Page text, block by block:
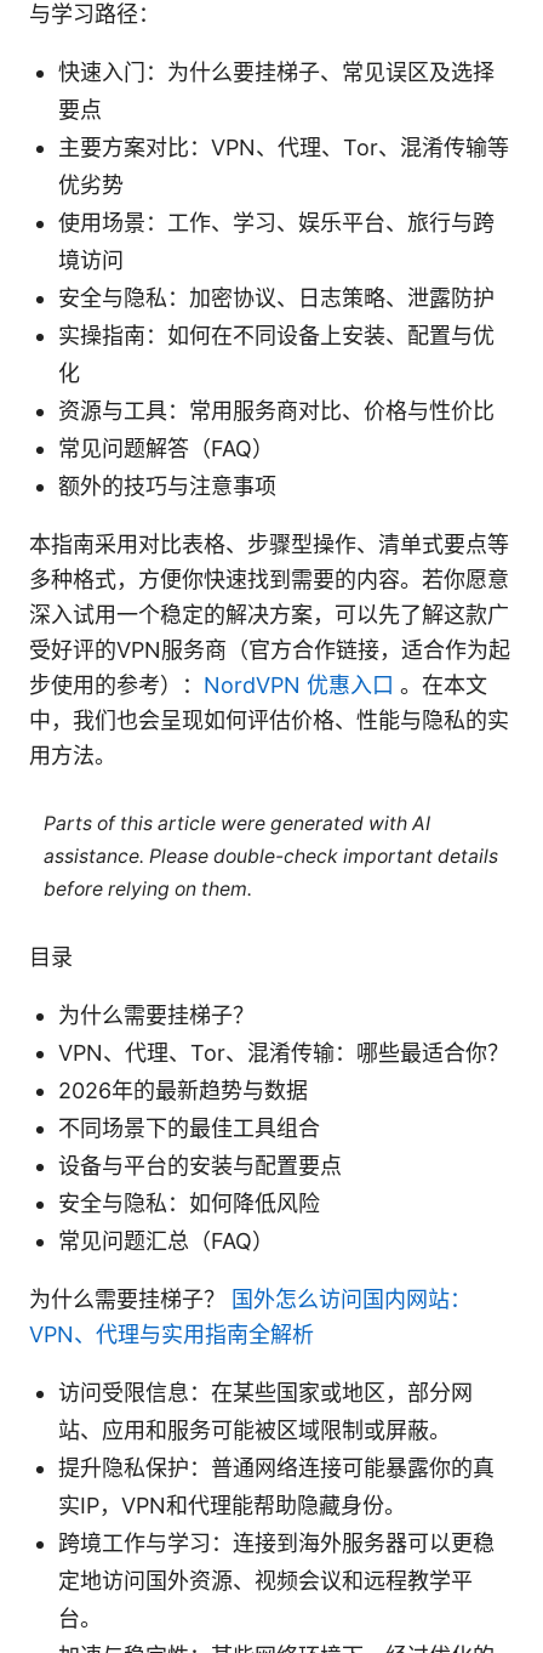
与学习路径：
快速入门：为什么要挂梯子、常见误区及选择
要点
主要方案对比：VPN、代理、Tor、混淆传输等
优劣势
使用场景：工作、学习、娱乐平台、旅行与跨
境访问
安全与隐私：加密协议、日志策略、泄露防护
实操指南：如何在不同设备上安装、配置与优
化
资源与工具：常用服务商对比、价格与性价比
常见问题解答（FAQ）
额外的技巧与注意事项
本指南采用对比表格、步骤型操作、清单式要点等
多种格式，方便你快速找到需要的内容。若你愿意
深入试用一个稳定的解决方案，可以先了解这款广
受好评的VPN服务商（官方合作链接，适合作为起
步使用的参考）： NordVPN 优惠入口 。在本文
中，我们也会呈现如何评估价格、性能与隐私的实
用方法。
Parts of this article were generated with AI
assistance. Please double-check important details
before relying on them.
目录
为什么需要挂梯子？
VPN、代理、Tor、混淆传输：哪些最适合你？
2026年的最新趋势与数据
不同场景下的最佳工具组合
设备与平台的安装与配置要点
安全与隐私：如何降低风险
常见问题汇总（FAQ）
为什么需要挂梯子？
国外怎么访问国内网站：
VPN、代理与实用指南全解析
访问受限信息：在某些国家或地区，部分网
站、应用和服务可能被区域限制或屏蔽。
提升隐私保护：普通网络连接可能暴露你的真
实IP，VPN和代理能帮助隐藏身份。
跨境工作与学习：连接到海外服务器可以更稳
定地访问国外资源、视频会议和远程教学平
台。